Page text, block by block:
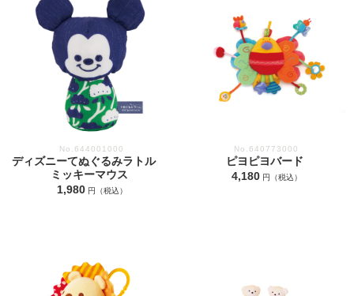
No.644001000
ディズニーてぬぐるみラトル
ミッキーマウス
1,980 円（税込）
No.640773000
ピヨピヨバード
4,180 円（税込）